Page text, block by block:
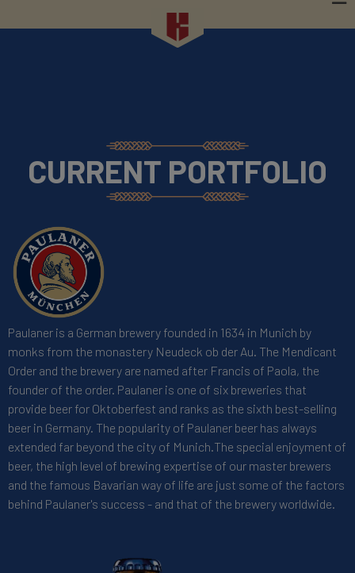
CURRENT PORTFOLIO
Paulaner is a German brewery founded in 1634 in Munich by
monks from the monastery Neudeck ob der Au. The Mendicant
Order and the brewery are named after Francis of Paola, the
founder of the order. Paulaner is one of six breweries that
provide beer for Oktoberfest and ranks as the sixth best-selling
beer in Germany. The popularity of Paulaner beer has always
extended far beyond the city of Munich.The special enjoyment of
beer, the high level of brewing expertise of our master brewers
and the famous Bavarian way of life are just some of the factors
behind Paulaner's success - and that of the brewery worldwide.